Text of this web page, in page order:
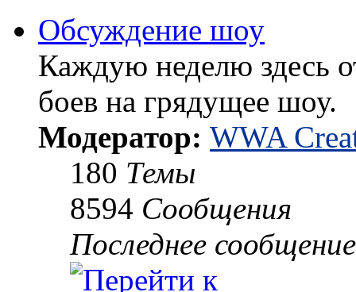
Обсуждение шоу
Каждую неделю здесь
боев на грядущее шоу.
Модератор: WWA
180 Темы
8594 Сообщения
Последнее сообщение